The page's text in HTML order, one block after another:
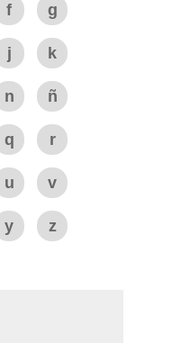
f g
j k
n ñ
q r
u v
y z